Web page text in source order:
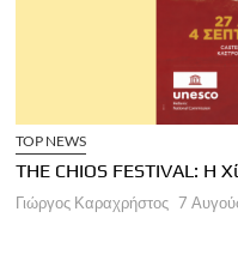
στο Επίκεντρο
2026